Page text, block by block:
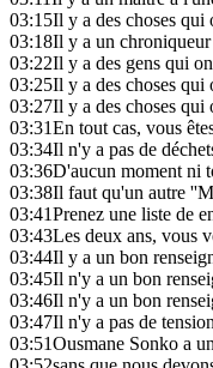
03:15Il y a des choses qui
03:18Il y a un
03:22Il y a des gens qui
03:25Il y a des choses qui
03:27Il y a des choses qui
03:31En tout cas, vous
03:34Il n'y a pas de
03:36D'aucun moment ni
03:38Il faut qu'un autre
03:41Prenez une liste de
03:43Les deux ans, vous
03:44Il y a un bon
03:45Il n'y a un bon
03:46Il n'y a un bon
03:47Il n'y a pas de
03:51Ousmane Sonko a